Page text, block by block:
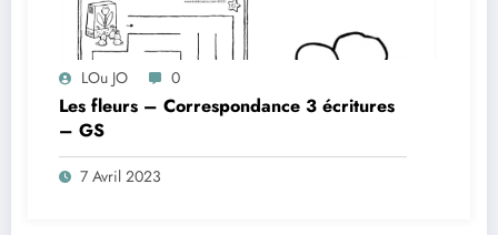
LOu JO 0
Les fleurs – Correspondance 3 écritures
– GS
7 Avril 2023